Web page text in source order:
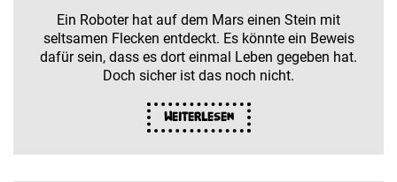
Ein Roboter hat auf dem Mars einen Stein mit
seltsamen Flecken entdeckt. Es könnte ein Beweis
dafür sein, dass es dort einmal Leben gegeben hat.
Doch sicher ist das noch nicht.
Weiterlesen